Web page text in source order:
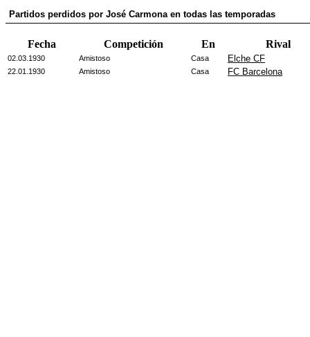
Partidos perdidos por José Carmona en todas las temporadas
Fecha Competición En Rival
02.03.1930 Amistoso Casa Elche CF
22.01.1930 Amistoso Casa FC Barcelona